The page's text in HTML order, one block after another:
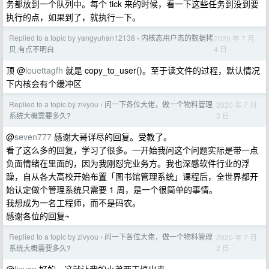
务都放到一个队列中。每个 tick 来的时候，看一下这些任务到没到要
执行的点，如果到了，就执行一下。
Replied to a topic by yangyuhan12138 › 内核态用户态的数据拷
贝,有点不明白
2020 年 7 月
4 日
顶 @louettagfh 就是 copy_to_user()。至于读文件的过程，默认情况
下内核会有个缓冲区
Replied to a topic by zivyou › 问一下各位大佬，做一个物料管理
系统大概需要多久?
2020 年 7 月
3 日
@seven777 感谢大哥详尽的回复。受教了。
看了这么多的回复，学习了很多。一开始我问这个问题实际是带一点
负面情绪在里面的，因为我刚怼完业务方。我也深感软件行业的浮
躁，自从各大高校开始布置「图书馆管理系统」课程后，全世界都开
始认定做个管理系统只需要 1 周，是一个很简单的事情。
我想成为一名工程师，而不是码农。
感谢各位的回复~
Replied to a topic by zivyou › 问一下各位大佬，做一个物料管理
系统大概需要多久?
2020 年 7 月
2 日